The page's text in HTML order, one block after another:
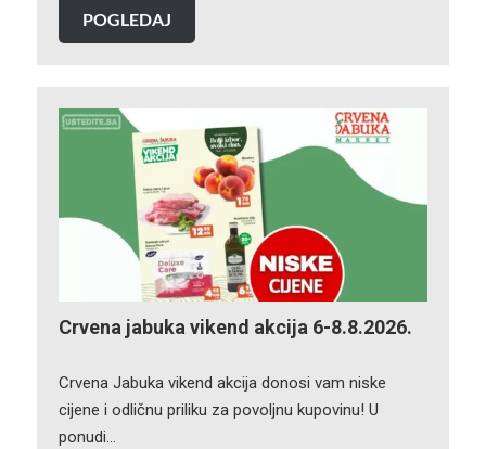
POGLEDAJ
Crvena jabuka vikend akcija 6-8.8.2026.
Crvena Jabuka vikend akcija donosi vam niske
cijene i odličnu priliku za povoljnu kupovinu! U
ponudi…